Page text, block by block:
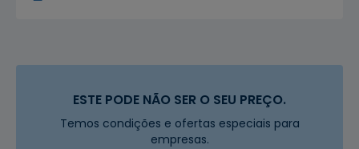
ESTE PODE NÃO SER O SEU PREÇO.
Temos condições e ofertas especiais para
empresas.